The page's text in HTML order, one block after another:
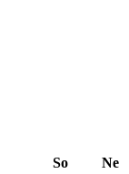
So
Ne